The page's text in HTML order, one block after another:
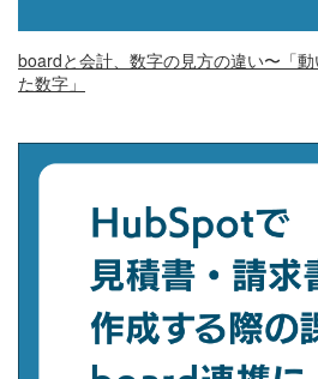
boardと会計、数字の見方の違い〜「
た数字」